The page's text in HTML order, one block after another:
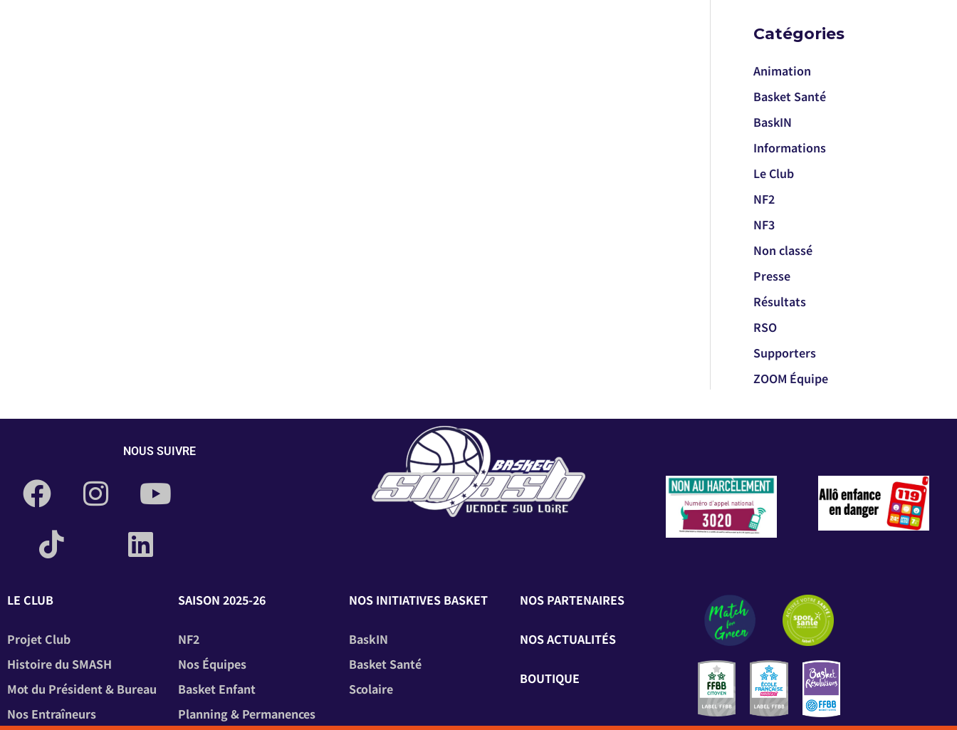
Catégories
Animation
Basket Santé
BaskIN
Informations
Le Club
NF2
NF3
Non classé
Presse
Résultats
RSO
Supporters
ZOOM Équipe
NOUS SUIVRE
LE CLUB
Projet Club
Histoire du SMASH
Mot du Président & Bureau
Nos Entraîneurs
SAISON 2025-26
NF2
Nos Équipes
Basket Enfant
Planning & Permanences
NOS INITIATIVES BASKET
BaskIN
Basket Santé
Scolaire
NOS PARTENAIRES
NOS ACTUALITÉS
BOUTIQUE